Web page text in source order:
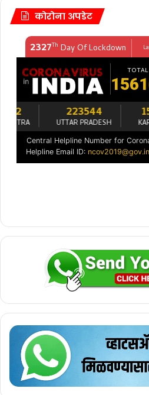
कोरोना अपडेट